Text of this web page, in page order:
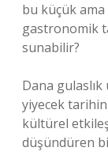
bu küçük
gastronomik
sunabilir?
Dana
yiyecek
kültürel
düşündüren